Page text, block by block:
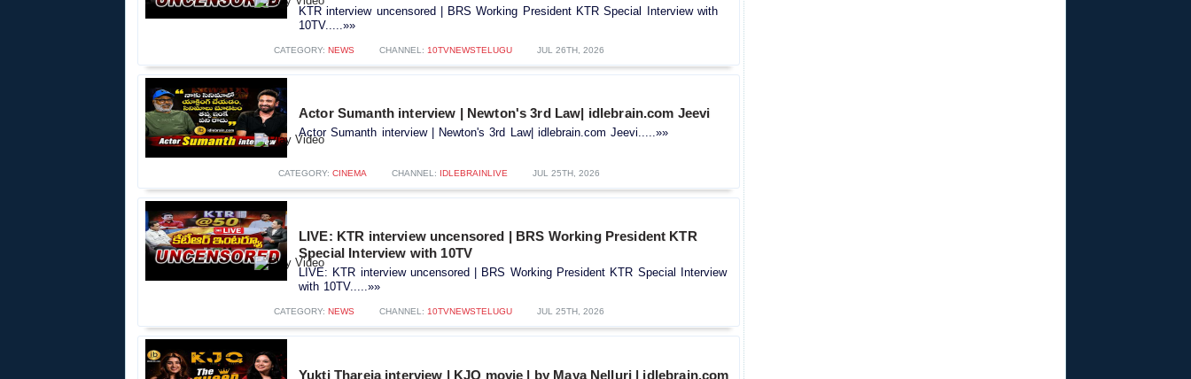
KTR interview uncensored | BRS Working President KTR Special Interview with
10TV.....»»
CATEGORY: NEWS CHANNEL: 10TVNEWSTELUGU JUL 26TH, 2026
Actor Sumanth interview | Newton's 3rd Law| idlebrain.com Jeevi
Actor Sumanth interview | Newton's 3rd Law| idlebrain.com Jeevi.....»»
CATEGORY: CINEMA CHANNEL: IDLEBRAINLIVE JUL 25TH, 2026
LIVE: KTR interview uncensored | BRS Working President KTR
Special Interview with 10TV
LIVE: KTR interview uncensored | BRS Working President KTR Special Interview
with 10TV.....»»
CATEGORY: NEWS CHANNEL: 10TVNEWSTELUGU JUL 25TH, 2026
Yukti Thareja interview | KJQ movie | by Maya Nelluri | idlebrain.com